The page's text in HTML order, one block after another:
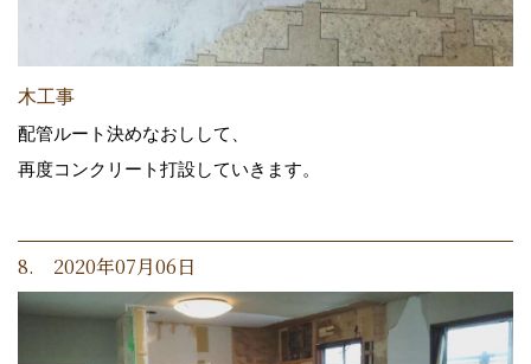
木工事
配管ルート決めなおしして、
再度コンクリート打設していきます。
8. 2020年07月06日